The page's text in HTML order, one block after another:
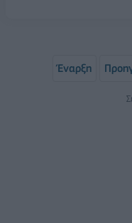
Έναρξη